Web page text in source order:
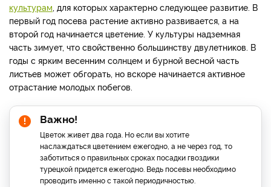
культурам, для которых характерно следующее развитие. В
первый год посева растение активно развивается, а на
второй год начинается цветение. У культуры надземная
часть зимует, что свойственно большинству двулетников. В
годы с ярким весенним солнцем и бурной весной часть
листьев может обгорать, но вскоре начинается активное
отрастание молодых побегов.
Важно!
Цветок живет два года. Но если вы хотите
наслаждаться цветением ежегодно, а не через год, то
заботиться о правильных сроках посадки гвоздики
турецкой придется ежегодно. Ведь посевы необходимо
проводить именно с такой периодичностью.